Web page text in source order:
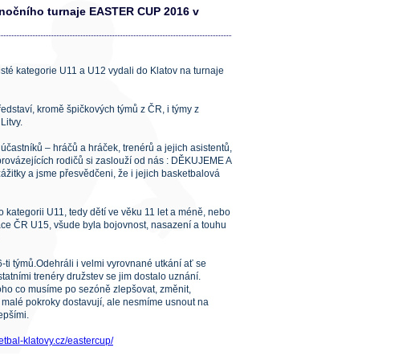
turnaje EASTER CUP 2016 v
kategorie U11 a U12 vydali do Klatov na turnaje
kromě špičkových týmů z ČR, i týmy z
– hráčů a hráček, trenérů a jejich asistentů,
rodičů si zaslouží od nás : DĚKUJEME A
a jsme přesvědčeni, že i jejich basketbalová
U11, tedy dětí ve věku 11 let a méně, nebo
ČR U15, všude byla bojovnost, nasazení a touhu
týmů.Odehráli i velmi vyrovnané utkání ať se
trenéry družstev se jim dostalo uznání.
co musíme po sezóně zlepšovat, změnit,
pokroky dostavují, ale nesmíme usnout na
klatovy.cz/eastercup/